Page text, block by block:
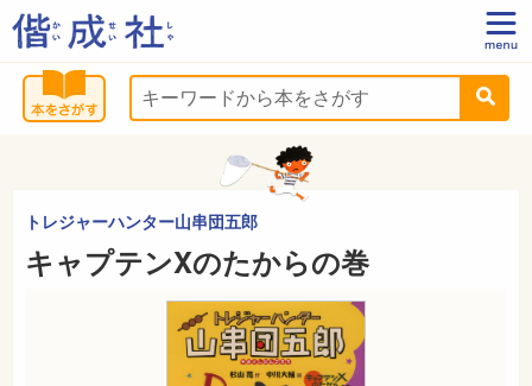
トレジャーハンター山串団五郎
キャプテンXのたからの巻